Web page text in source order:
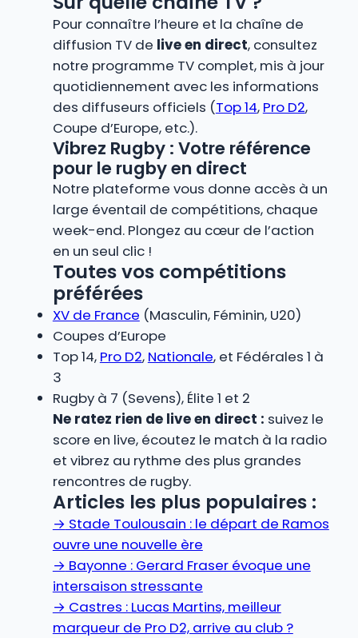
Pour connaître l’heure et la chaîne de
diffusion TV de live en direct, consultez
notre programme TV complet, mis à jour
quotidiennement avec les informations
des diffuseurs officiels (Top 14, Pro D2,
Coupe d’Europe, etc.).
Vibrez Rugby : Votre référence
pour le rugby en direct
Notre plateforme vous donne accès à un
large éventail de compétitions, chaque
week-end. Plongez au cœur de l’action
en un seul clic !
Toutes vos compétitions
préférées
XV de France (Masculin, Féminin, U20)
Coupes d’Europe
Top 14, Pro D2, Nationale, et Fédérales 1 à
3
Rugby à 7 (Sevens), Élite 1 et 2
Ne ratez rien de live en direct : suivez le
score en live, écoutez le match à la radio
et vibrez au rythme des plus grandes
rencontres de rugby.
Articles les plus populaires :
→ Stade Toulousain : le départ de Ramos
ouvre une nouvelle ère
→ Bayonne : Gerard Fraser évoque une
intersaison stressante
→ Castres : Lucas Martins, meilleur
marqueur de Pro D2, arrive au club ?